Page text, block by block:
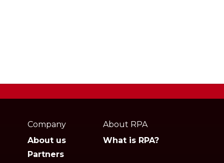
Company
About us
Partners
About RPA
What is RPA?